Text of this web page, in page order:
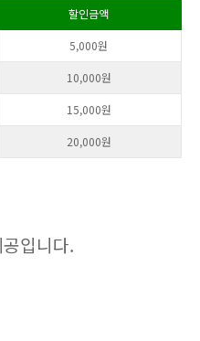
할인금액
5,000원
10,000원
15,000원
20,000원
입니다.